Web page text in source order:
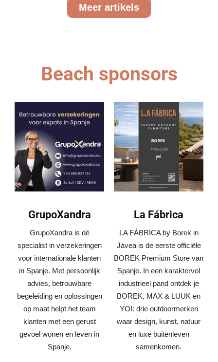
Meer artikels
Beach sponsors
GrupoXandra
GrupoXandra is dé
specialist in verzekeringen
voor internationale klanten
in Spanje. Met persoonlijk
advies, betrouwbare
begeleiding en oplossingen
op maat helpt het team
klanten met een gerust
gevoel wonen en leven in
Spanje.
La Fábrica
LA FÁBRICA by Borek in
Jávea is de eerste officiële
BOREK Premium Store van
Spanje. In een karaktervol
industrieel pand ontdek je
BOREK, MAX & LUUK en
YOI: drie outdoormerken
waar design, kunst, natuur
en luxe buitenleven
samenkomen.